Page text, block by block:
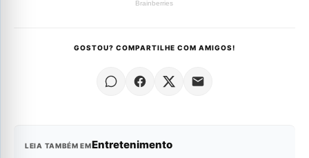
GOSTOU? COMPARTILHE COM AMIGOS!
LEIA TAMBÉM EMEntretenimento